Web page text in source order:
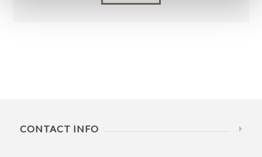
CONTACT INFO